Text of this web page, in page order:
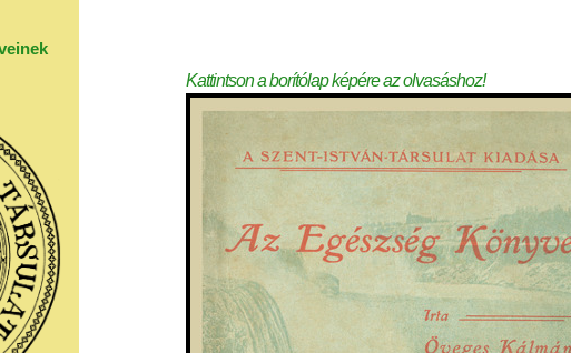
Kattintson a borítólap képére az olvasáshoz!